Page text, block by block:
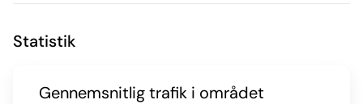
Statistik
Gennemsnitlig trafik i området